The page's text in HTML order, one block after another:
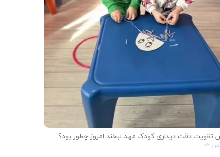
تقویت دقت دیداری کودک مهد لبخند امروز چطور بود؟